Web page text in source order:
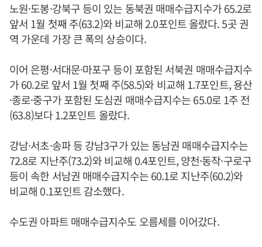
노원·도봉·강북구 등이 있는 동북권 매매수급지수가 65.2로
앞서 1월 첫째 주(63.2)와 비교해 2.0포인트 올랐다. 5곳 권
역 가운데 가장 큰 폭의 상승이다.
이어 은평·서대문·마포구 등이 포함된 서북권 매매수급지수
가 60.2로 앞서 1월 첫째 주(58.5)와 비교해 1.7포인트, 용산
·종로·중구가 포함된 도심권 매매수급지수는 65.0로 1주 전
(63.8)보다 1.2포인트 올랐다.
강남·서초·송파 등 강남3구가 있는 동남권 매매수급지수는
72.8로 지난주(73.2)와 비교해 0.4포인트, 양천·동작·구로구
등이 속한 서남권 매매수급지수는 60.1로 지난주(60.2)와
비교해 0.1포인트 감소했다.
수도권 아파트 매매수급지수도 오름세를 이어갔다.